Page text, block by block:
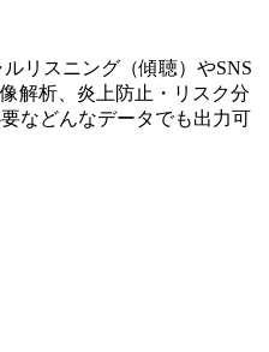
リスニング（傾聴）やSNS
解析、炎上防止・リスク分
などんなデータでも出力可